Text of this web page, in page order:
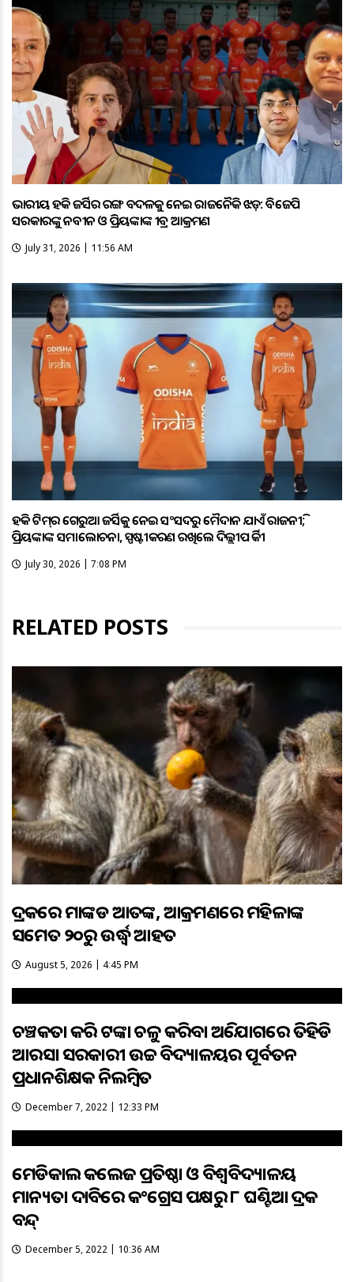
ଭାରତୀୟ ହକି ଜର୍ସିର ରଙ୍ଗ ବଦଳକୁ ନେଇ ରାଜନୈତିକ ଝଡ଼: ବିଜେପି
ସରକାରଙ୍କୁ ନବୀନ ଓ ପ୍ରିୟଙ୍କାଙ୍କ ତୀବ୍ର ଆକ୍ରମଣ
July 31, 2026 | 11:56 AM
ହକି ଟିମ୍‌ର ଗେରୁଆ ଜର୍ସିକୁ ନେଇ ସଂସଦରୁ ମୈଦାନ ଯାଏଁ ରାଜନୀତି;
ପ୍ରିୟଙ୍କାଙ୍କ ସମାଲୋଚନା, ସ୍ପଷ୍ଟୀକରଣ ରଖିଲେ ଦିଲ୍ଲୀପ ତିର୍କୀ
July 30, 2026 | 7:08 PM
RELATED POSTS
ଭଦ୍ରକରେ ମାଙ୍କଡ ଆତଙ୍କ, ଆକ୍ରମଣରେ ମହିଳାଙ୍କ
ସମେତ ୨୦ରୁ ଉର୍ଦ୍ଧ୍ବ ଆହତ
August 5, 2026 | 4:45 PM
ଚଞ୍ଚକତା କରି ଟଙ୍କା ଚଳୁ କରିବା ଅଭିଯୋଗରେ ତିହିଡି
ଆରସା ସରକାରୀ ଉଚ୍ଚ ବିଦ୍ୟାଳୟର ପୂର୍ବତନ
ପ୍ରଧାନଶିକ୍ଷକ ନିଲମ୍ୱିତ
December 7, 2022 | 12:33 PM
ମେଡିକାଲ କଲେଜ ପ୍ରତିଷ୍ଠା ଓ ବିଶ୍ଵବିଦ୍ୟାଳୟ
ମାନ୍ୟତା ଦାବିରେ କଂଗ୍ରେସ ପକ୍ଷରୁ ୮ ଘଣ୍ଟିଆ ଭଦ୍ରକ
ବନ୍ଦ୍
December 5, 2022 | 10:36 AM